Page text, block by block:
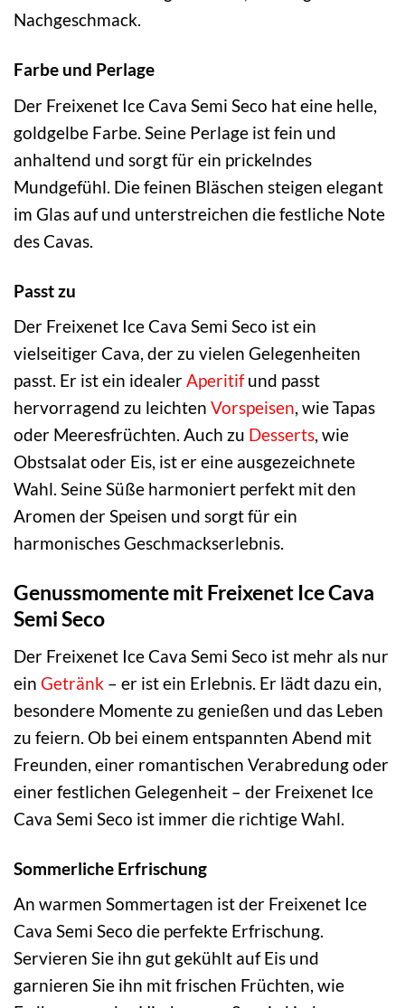
Nachgeschmack.
Farbe und Perlage
Der Freixenet Ice Cava Semi Seco hat eine helle,
goldgelbe Farbe. Seine Perlage ist fein und
anhaltend und sorgt für ein prickelndes
Mundgefühl. Die feinen Bläschen steigen elegant
im Glas auf und unterstreichen die festliche Note
des Cavas.
Passt zu
Der Freixenet Ice Cava Semi Seco ist ein
vielseitiger Cava, der zu vielen Gelegenheiten
passt. Er ist ein idealerAperitifund passt
hervorragend zu leichten Vorspeisen, wie Tapas
oder Meeresfrüchten. Auch zu Desserts, wie
Obstsalat oder Eis, ist er eine ausgezeichnete
Wahl. Seine Süße harmoniert perfekt mit den
Aromen der Speisen und sorgt für ein
harmonisches Geschmackserlebnis.
Genussmomente mit Freixenet Ice Cava
Semi Seco
Der Freixenet Ice Cava Semi Seco ist mehr als nur
ein Getränk – er ist ein Erlebnis. Er lädt dazu ein,
besondere Momente zu genießen und das Leben
zu feiern. Ob bei einem entspannten Abend mit
Freunden, einer romantischen Verabredung oder
einer festlichen Gelegenheit – der Freixenet Ice
Cava Semi Seco ist immer die richtige Wahl.
Sommerliche Erfrischung
An warmen Sommertagen ist der Freixenet Ice
Cava Semi Seco die perfekte Erfrischung.
Servieren Sie ihn gut gekühlt auf Eis und
garnieren Sie ihn mit frischen Früchten, wie